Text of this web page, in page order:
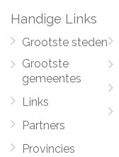
Handige Links
Grootste steden
Grootste
gemeentes
Links
Partners
Provincies